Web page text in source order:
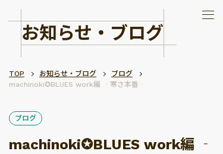
お知らせ・ブログ
TOP お知らせ・ブログ
ブログ
machinoki✪BLUES work編 ‐寒さ本番‐
machinoki✪BLUES work編 ‐
ブログ